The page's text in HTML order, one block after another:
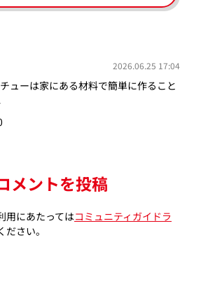
2026.06.25 17:04
ューは家にある材料で簡単に作ること
メントを投稿
用にあたってはコミュニティガイドラ
ださい。